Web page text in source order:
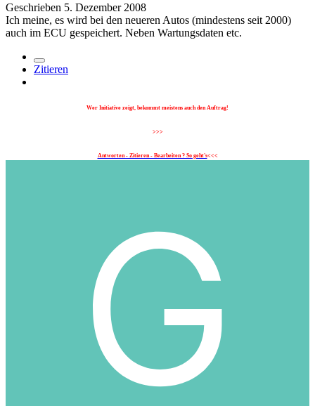
Geschrieben 5. Dezember 2008
Ich meine, es wird bei den neueren Autos (mindestens seit 2000)
auch im ECU gespeichert. Neben Wartungsdaten etc.
Zitieren
Wer Initiative zeigt, bekommt meistens auch den Auftrag!
>>>
Antworten - Zitieren - Bearbeiten ? So geht's<<<